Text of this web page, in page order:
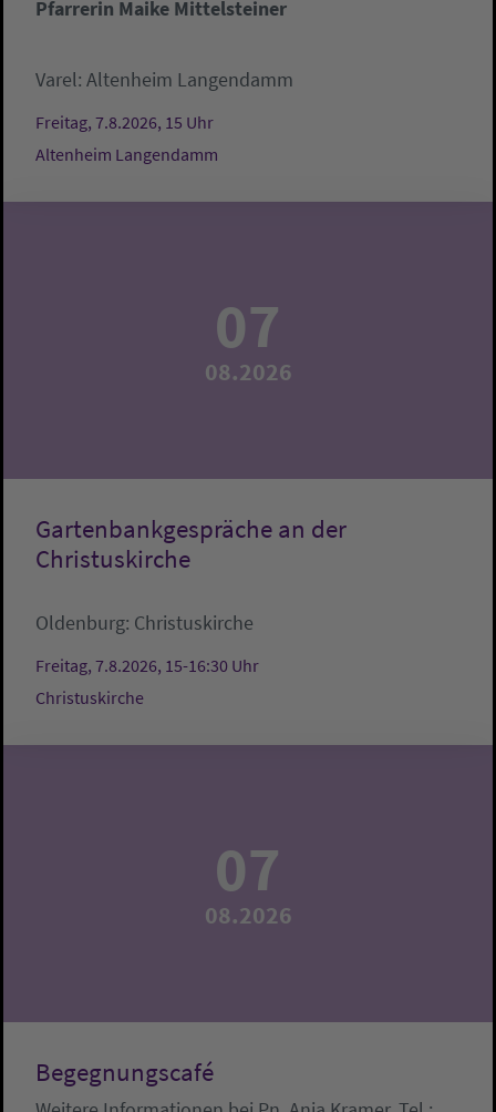
Pfarrerin Maike Mittelsteiner
Varel: Altenheim Langendamm
Freitag, 7.8.2026, 15 Uhr
Altenheim Langendamm
07
08.2026
Gartenbankgespräche an der
Christuskirche
Oldenburg: Christuskirche
Freitag, 7.8.2026, 15-16:30 Uhr
Christuskirche
07
08.2026
Begegnungscafé